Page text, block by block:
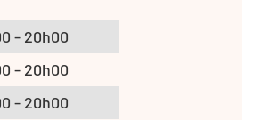
- 20h00
- 20h00
- 20h00